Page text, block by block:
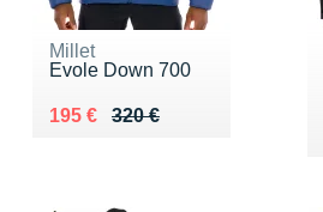
Millet
Evole Down 700
320 €
Au lieu de 320 €
195 €
Vendu 195 €